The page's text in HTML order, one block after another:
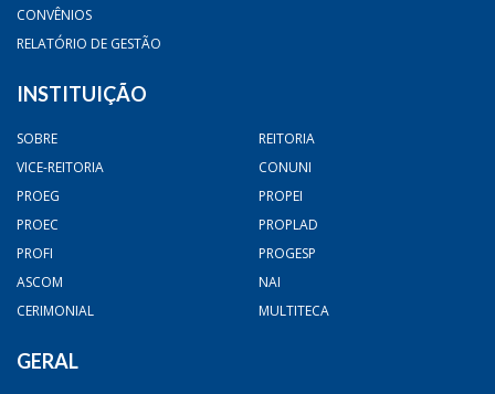
CONVÊNIOS
RELATÓRIO DE GESTÃO
INSTITUIÇÃO
SOBRE
REITORIA
VICE-REITORIA
CONUNI
PROEG
PROPEI
PROEC
PROPLAD
PROFI
PROGESP
ASCOM
NAI
CERIMONIAL
MULTITECA
GERAL